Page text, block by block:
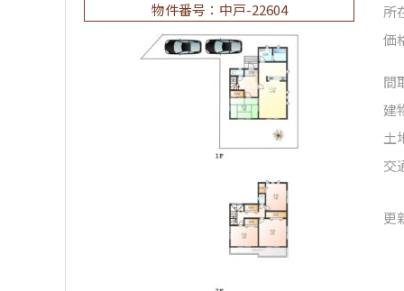
物件番号：中戸-22604
所
価
間
建
土
交
更